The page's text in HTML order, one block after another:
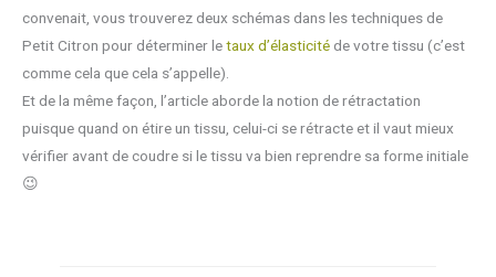
convenait, vous trouverez deux schémas dans les techniques de
Petit Citron pour déterminer letaux d’élasticité de votre tissu (c’est
comme cela que cela s’appelle).
Et de la même façon, l’article aborde la notion de rétractation
puisque quand on étire un tissu, celui-ci se rétracte et il vaut mieux
vérifier avant de coudre si le tissu va bien reprendre sa forme initiale
😉